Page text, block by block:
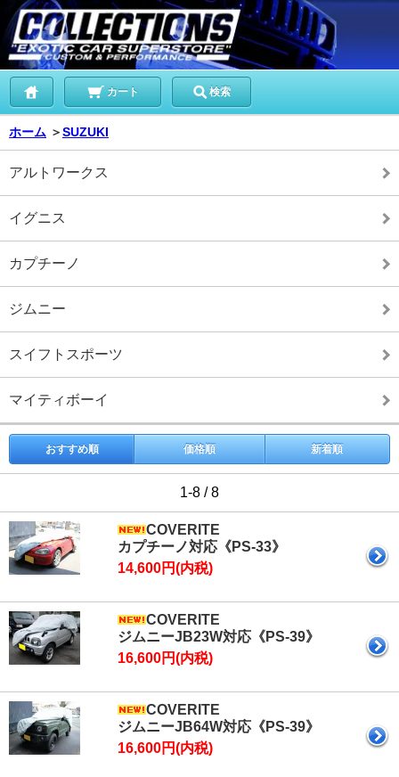
カート 検索
ホーム ＞SUZUKI
アルトワークス
イグニス
カプチーノ
ジムニー
スイフトスポーツ
マイティボーイ
おすすめ順 価格順 新着順
1-8 / 8
COVERITE
カプチーノ対応《PS-33》
14,600円(内税)
COVERITE
ジムニーJB23W対応《PS-39》
16,600円(内税)
COVERITE
ジムニーJB64W対応《PS-39》
16,600円(内税)